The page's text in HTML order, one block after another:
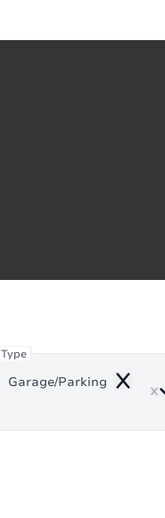
Type
Garage/Parking Remove